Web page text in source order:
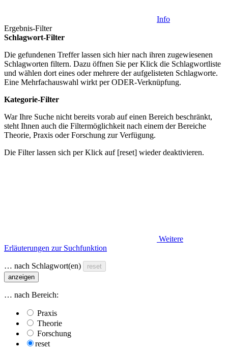
Info
Ergebnis-Filter
Schlagwort-Filter
Die gefundenen Treffer lassen sich hier nach ihren zugewiesenen
Schlagworten filtern. Dazu öffnen Sie per Klick die Schlagwortliste
und wählen dort eines oder mehrere der aufgelisteten Schlagworte.
Eine Mehrfachauswahl wirkt per ODER-Verknüpfung.
Kategorie-Filter
War Ihre Suche nicht bereits vorab auf einen Bereich beschränkt,
steht Ihnen auch die Filtermöglichkeit nach einem der Bereiche
Theorie, Praxis oderForschung zur Verfügung.
Die Filter lassen sich per Klick auf [reset] wieder deaktivieren.
Weitere
Erläuterungen zur Suchfunktion
… nach Schlagwort(en)
reset
anzeigen
… nach Bereich:
Praxis
Theorie
Forschung
reset